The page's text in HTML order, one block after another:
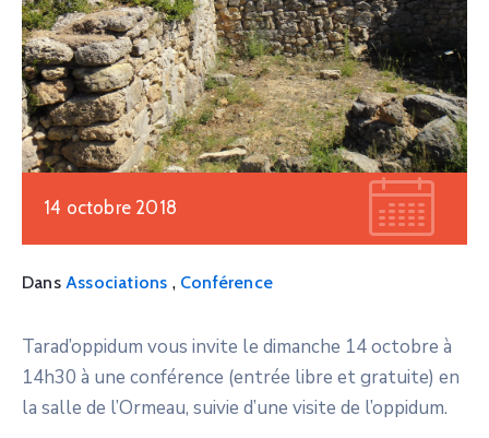
14 octobre 2018
Dans Associations , Conférence
Tarad’oppidum vous invite le dimanche 14 octobre à
14h30 à une conférence (entrée libre et gratuite) en
la salle de l’Ormeau, suivie d’une visite de l’oppidum.